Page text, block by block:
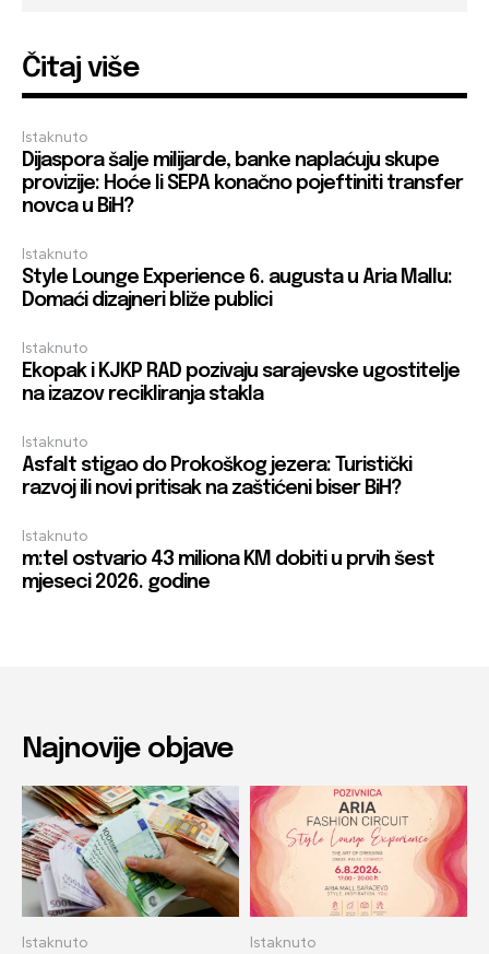
Čitaj više
Istaknuto
Dijaspora šalje milijarde, banke naplaćuju skupe
provizije: Hoće li SEPA konačno pojeftiniti transfer
novca u BiH?
Istaknuto
Style Lounge Experience 6. augusta u Aria Mallu:
Domaći dizajneri bliže publici
Istaknuto
Ekopak i KJKP RAD pozivaju sarajevske ugostitelje
na izazov recikliranja stakla
Istaknuto
Asfalt stigao do Prokoškog jezera: Turistički
razvoj ili novi pritisak na zaštićeni biser BiH?
Istaknuto
m:tel ostvario 43 miliona KM dobiti u prvih šest
mjeseci 2026. godine
Najnovije objave
Istaknuto Istaknuto